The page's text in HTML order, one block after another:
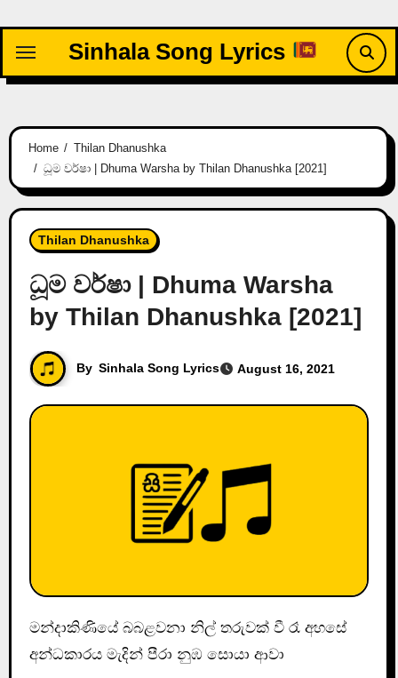
content
Sinhala Song Lyrics
Home
Thilan Dhanushka
ධූම වර්ෂා | Dhuma Warsha by Thilan Dhanushka [2021]
Thilan Dhanushka
ධූම වර්ෂා | Dhuma Warsha
by Thilan Dhanushka [2021]
By Sinhala Song Lyrics August 16, 2021
මන්දාකිණියේ බබළවනා නිල් තරුවක් වී රෑ අහසේ
අන්ධකාරය මැදින් පීරා නුඹ සොයා ආවා